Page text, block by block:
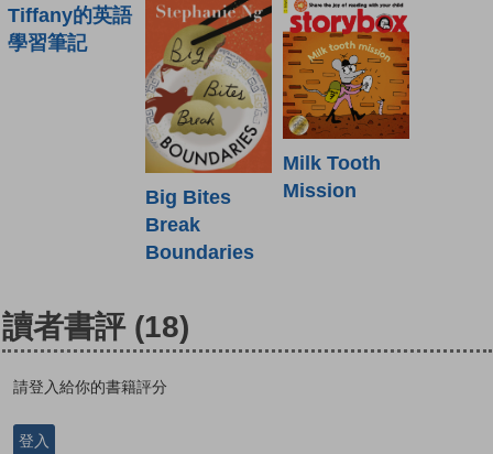
Tiffany的英語
學習筆記
Big Bites
Break
Boundaries
Milk Tooth
Mission
讀者書評 (18)
請登入給你的書籍評分
登入